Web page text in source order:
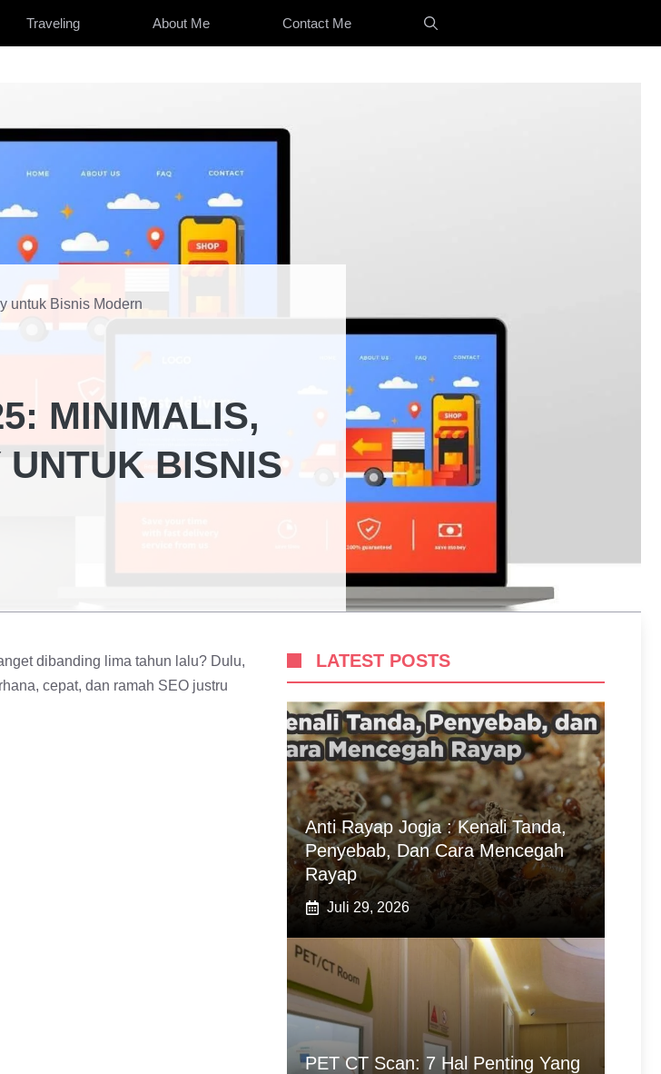
Traveling About Me Contact Me
untuk Bisnis Modern
MINIMALIS,
UNTUK BISNIS
dibanding lima tahun lalu? Dulu,
cepat, dan ramah SEO justru
LATEST POSTS
Anti Rayap Jogja : Kenali Tanda,
Penyebab, Dan Cara Mencegah
Rayap
Juli 29, 2026
PET CT Scan: 7 Hal Penting Yang